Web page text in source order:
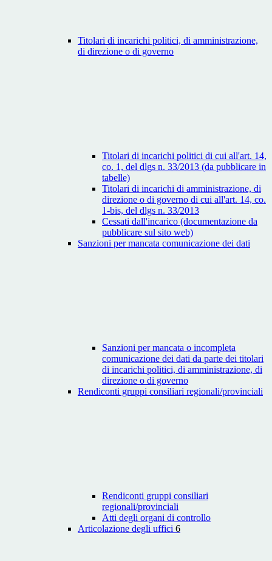
Titolari di incarichi politici, di amministrazione,
di direzione o di governo
Titolari di incarichi politici di cui all'art. 14,
co. 1, del dlgs n. 33/2013 (da pubblicare in
tabelle)
Titolari di incarichi di amministrazione, di
direzione o di governo di cui all'art. 14, co.
1-bis, del dlgs n. 33/2013
Cessati dall'incarico (documentazione da
pubblicare sul sito web)
Sanzioni per mancata comunicazione dei dati
Sanzioni per mancata o incompleta
comunicazione dei dati da parte dei titolari
di incarichi politici, di amministrazione, di
direzione o di governo
Rendiconti gruppi consiliari regionali/provinciali
Rendiconti gruppi consiliari
regionali/provinciali
Atti degli organi di controllo
Articolazione degli uffici 6